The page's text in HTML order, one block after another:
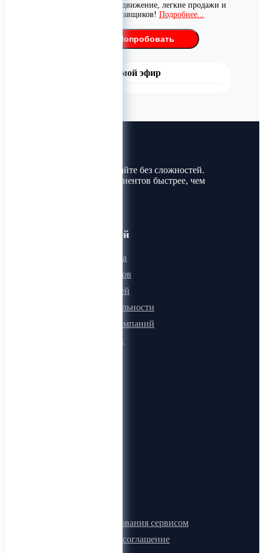
Бесплатное продвижение, легкие продажи и
поиск поставщиков! Подробнее...
Попробовать
Прямой эфир
Покупайте и продавайте без сложностей.
Найдите товары и клиентов быстрее, чем
Для пользователей
Онлайн визитка
Для поставщиков
Для покупателей
Программа лояльности
Микроблоги компаний
Быстрый поиск
Правила пользования сервисом
Лицензионное соглашение